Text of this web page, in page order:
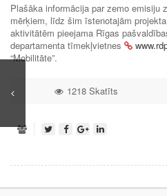
Plašāka informācija par zemo emisiju
mērķiem, līdz šim īstenotajām
aktivitātēm pieejama Rīgas
departamenta tīmekļvietnes
“Mobilitāte”.
1218 Skatīts